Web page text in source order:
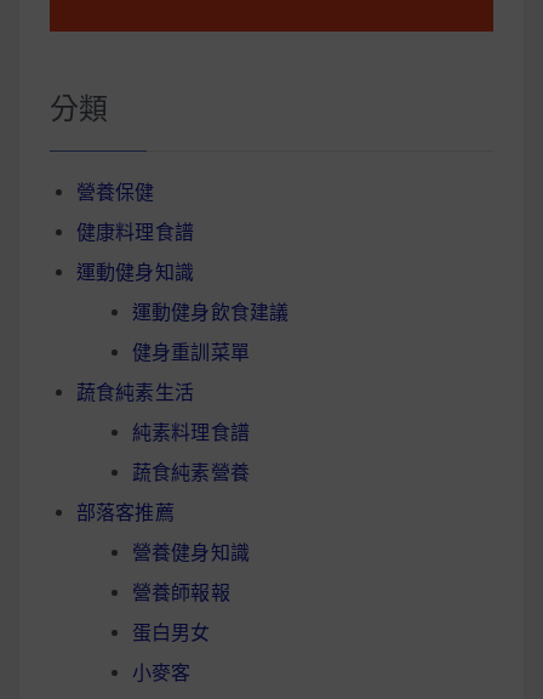
分類
營養保健
健康料理食譜
運動健身知識
運動健身飲食建議
健身重訓菜單
蔬食純素生活
純素料理食譜
蔬食純素營養
部落客推薦
營養健身知識
營養師報報
蛋白男女
小麥客